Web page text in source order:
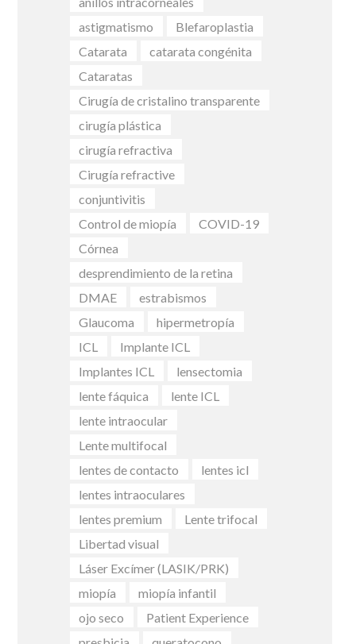
astigmatismo
Blefaroplastia
Catarata
catarata congénita
Cataratas
Cirugía de cristalino transparente
cirugía plástica
cirugía refractiva
Cirugía refractive
conjuntivitis
Control de miopía
COVID-19
Córnea
desprendimiento de la retina
DMAE
estrabismos
Glaucoma
hipermetropía
ICL
Implante ICL
Implantes ICL
lensectomia
lente fáquica
lente ICL
lente intraocular
Lente multifocal
lentes de contacto
lentes icl
lentes intraoculares
lentes premium
Lente trifocal
Libertad visual
Láser Excímer (LASIK/PRK)
miopía
miopía infantil
ojo seco
Patient Experience